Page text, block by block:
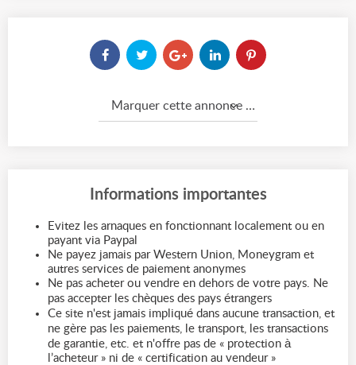
Marquer cette annonce comme...
Informations importantes
Evitez les arnaques en fonctionnant localement ou en
payant via Paypal
Ne payez jamais par Western Union, Moneygram et
autres services de paiement anonymes
Ne pas acheter ou vendre en dehors de votre pays. Ne
pas accepter les chèques des pays étrangers
Ce site n'est jamais impliqué dans aucune transaction, et
ne gère pas les paiements, le transport, les transactions
de garantie, etc. et n'offre pas de « protection à
l’acheteur » ni de « certification au vendeur »